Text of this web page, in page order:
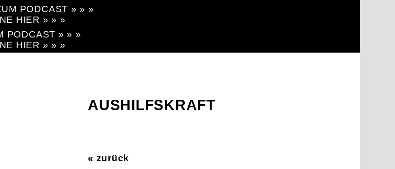
PODCAST » » »
HIER » » »
PODCAST » » »
HIER » » »
AUSHILFSKRAFT
« zurück